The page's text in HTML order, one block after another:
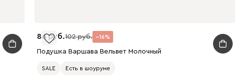
86 102 16
Подушка Варшава Вельвет Молочный
SALE Есть в шоуруме